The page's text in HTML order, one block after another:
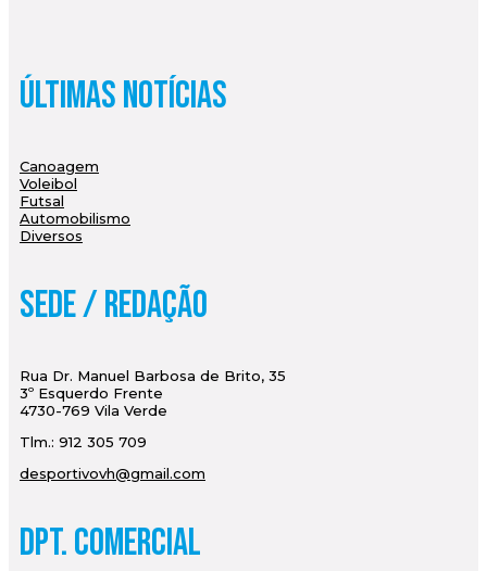
Últimas Notícias
Canoagem
Voleibol
Futsal
Automobilismo
Diversos
Sede / Redação
Rua Dr. Manuel Barbosa de Brito, 35
3º Esquerdo Frente
4730-769 Vila Verde
Tlm.: 912 305 709
desportivovh@gmail.com
Dpt. Comercial